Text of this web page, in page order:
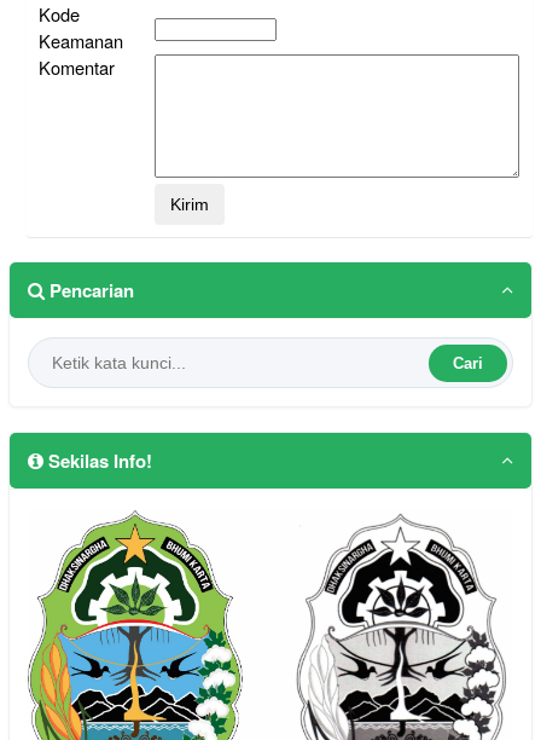
Kode
Keamanan
Komentar
Pencarian
Cari
Sekilas Info!